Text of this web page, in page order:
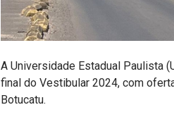
A Universidade Estadual Paulista
final do Vestibular 2024, com
Botucatu.